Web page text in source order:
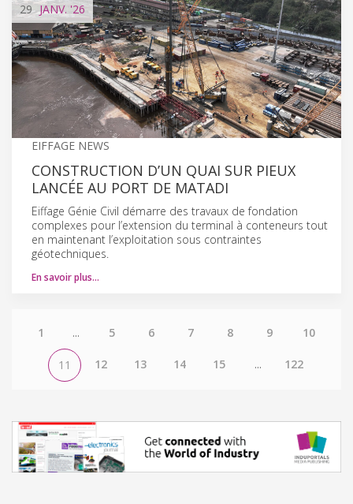
29 JANV. '26
EIFFAGE NEWS
CONSTRUCTION D’UN QUAI SUR PIEUX
LANCÉE AU PORT DE MATADI
Eiffage Génie Civil démarre des travaux de fondation
complexes pour l’extension du terminal à conteneurs tout
en maintenant l’exploitation sous contraintes
géotechniques.
En savoir plus…
1 ... 5 6 7 8 9 10
11 12 13 14 15 ... 122